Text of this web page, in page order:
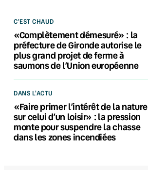
C'EST CHAUD
«Complètement démesuré» : la
préfecture de Gironde autorise le
plus grand projet de ferme à
saumons de l’Union européenne
DANS L'ACTU
«Faire primer l’intérêt de la nature
sur celui d’un loisir» : la pression
monte pour suspendre la chasse
dans les zones incendiées